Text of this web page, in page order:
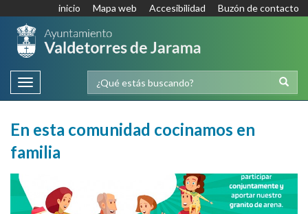
inicio Mapa web Accesibilidad Buzón de contacto
Toggle
navigation
En esta comunidad cocinamos en
familia